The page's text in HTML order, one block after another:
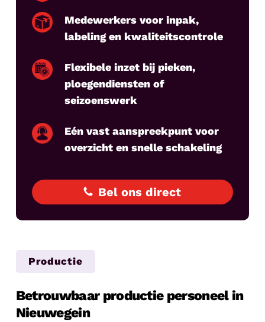
Medewerkers voor inpak,
labeling en kwaliteitscontrole
Flexibele inzet bij pieken,
ploegendiensten of
seizoenswerk
Eén vast aanspreekpunt voor
overzicht en snelle schakeling
Bel ons direct
Productie
Betrouwbaar productie personeel in
Nieuwegein